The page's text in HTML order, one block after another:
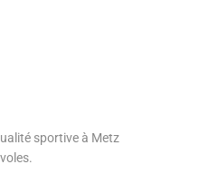
sportive à Metz